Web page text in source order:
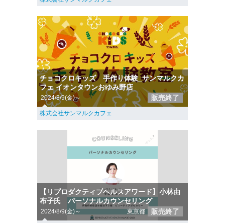
チョコクロキッズ 手作り体験_サンマルクカ
フェ イオンタウンおゆみ野店
2024/8/9(金)～ 販売終了
株式会社サンマルクカフェ
【リプロダクティブヘルスアワード】小林由
布子氏 パーソナルカウンセリング
2024/8/9(金)～ 東京都 販売終了